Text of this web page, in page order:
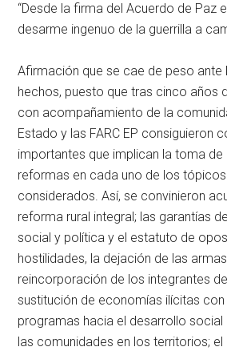
“Desde la firma del Acuerdo de Paz
desarme ingenuo de la guerrilla a
Afirmación que se cae de peso ante
hechos, puesto que tras cinco años
con acompañamiento de la
Estado y las FARC EP consiguieron
importantes que implican la toma de
reformas en cada uno de los
considerados. Así, se convinieron
reforma rural integral; las garantías
social y política y el estatuto de
hostilidades, la dejación de las
reincorporación de los integrantes de
sustitución de economías ilícitas
programas hacia el desarrollo
las comunidades en los territorios;